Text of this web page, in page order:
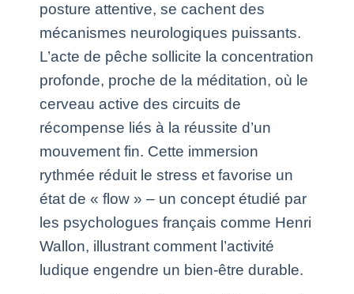
posture attentive, se cachent des
mécanismes neurologiques puissants.
L’acte de pêche sollicite la concentration
profonde, proche de la méditation, où le
cerveau active des circuits de
récompense liés à la réussite d’un
mouvement fin. Cette immersion
rythmée réduit le stress et favorise un
état de « flow » – un concept étudié par
les psychologues français comme Henri
Wallon, illustrant comment l’activité
ludique engendre un bien-être durable.